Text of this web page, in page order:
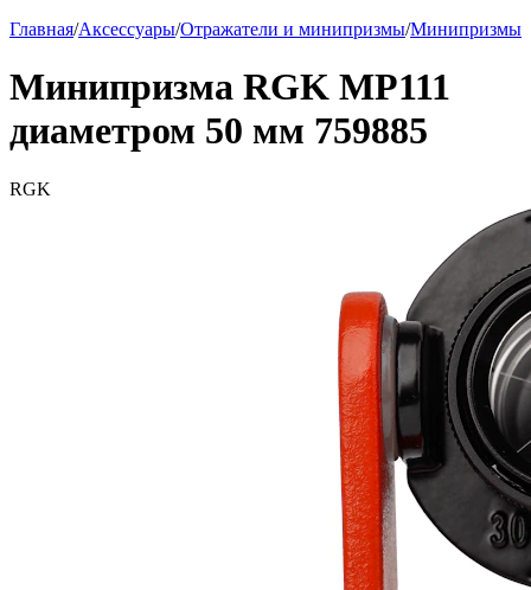
Главная/Аксессуары/Отражатели и минипризмы/Минипризмы
Минипризма RGK MP111
диаметром 50 мм 759885
RGK